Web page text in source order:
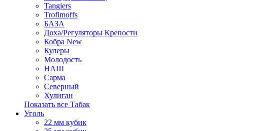
Tangiers
Trofimoffs
БАЗА
Доха/Регуляторы Крепости
Кобра New
Кулеры
Молодость
НАШ
Сарма
Северный
Хулиган
Показать все Табак
Уголь
22 мм кубик